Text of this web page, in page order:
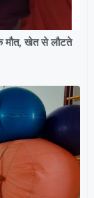
मौत, खेत से लौटते